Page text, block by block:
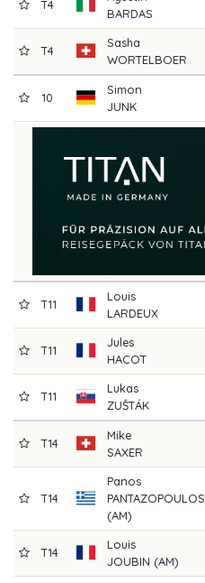
T4
BARDAS
T4
Sasha
WORTELBOER
10
Simon
JUNK
T11
Louis
LARDEUX
T11
Jules
HACOT
T11
Lukas
ZUŠTÁK
T14
Mike
SAXER
T14
Panos
PANTAZOPOULOS
(AM)
T14
Louis
JOUBIN (AM)